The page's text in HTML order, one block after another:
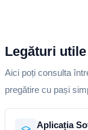
Legături utile
Aici poți consulta
pregătire cu pași
Aplicația